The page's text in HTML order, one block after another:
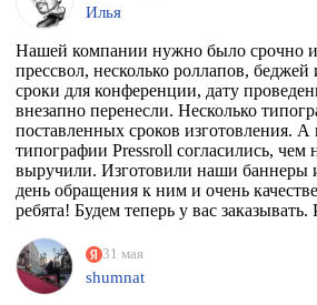
Илья
Нашей компании нужно было срочно
прессвол, несколько роллапов,
сроки для конференции, дату
внезапно перенесли. Несколько
поставленных сроков изготовления. А
типографии Pressroll согласились, чем
выручили. Изготовили наши баннеры
день обращения к ним и очень
ребята! Будем теперь у вас заказывать.
заказа квалифицированно всё
последствии сообщал нам о степени
т.к. сроки нас поджимали.
31 мая
shumnat